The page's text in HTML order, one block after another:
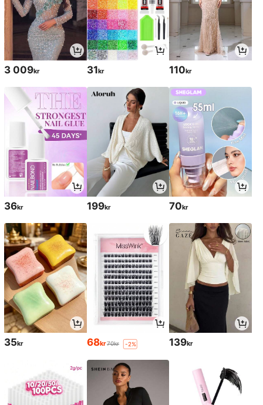
3 009kr 31kr 110kr
36kr 199kr 70kr
35kr 68kr70kr -2% 139kr